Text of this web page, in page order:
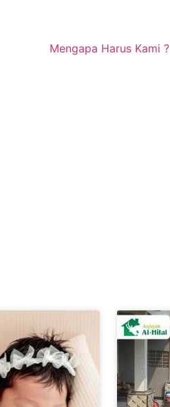
Mengapa Harus Kami ?